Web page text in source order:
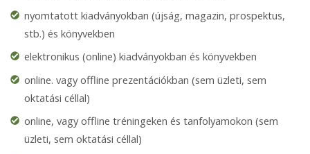
nyomtatott kiadványokban (újság, magazin, prospektus,
stb.) és könyvekben
elektronikus (online) kiadványokban és könyvekben
online. vagy offline prezentációkban (sem üzleti, sem
oktatási céllal)
online, vagy offline tréningeken és tanfolyamokon (sem
üzleti, sem oktatási céllal)